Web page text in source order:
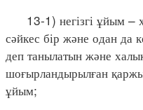
13-1) негізгі ұйым –
сәйкес бір және одан да
деп танылатын және
шоғырландырылған
ұйым;